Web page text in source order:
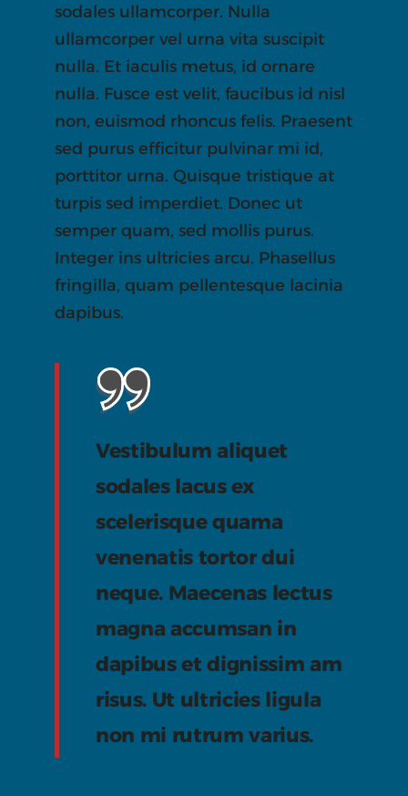
sodales ullamcorper. Nulla
ullamcorper vel urna vita suscipit
nulla. Et iaculis metus, id ornare
nulla. Fusce est velit, faucibus id nisl
non, euismod rhoncus felis. Praesent
sed purus efficitur pulvinar mi id,
porttitor urna. Quisque tristique at
turpis sed imperdiet. Donec ut
semper quam, sed mollis purus.
Integer ins ultricies arcu. Phasellus
fringilla, quam pellentesque lacinia
dapibus.
Vestibulum aliquet
sodales lacus ex
scelerisque quama
venenatis tortor dui
neque. Maecenas lectus
magna accumsan in
dapibus et dignissim am
risus. Ut ultricies ligula
non mi rutrum varius.